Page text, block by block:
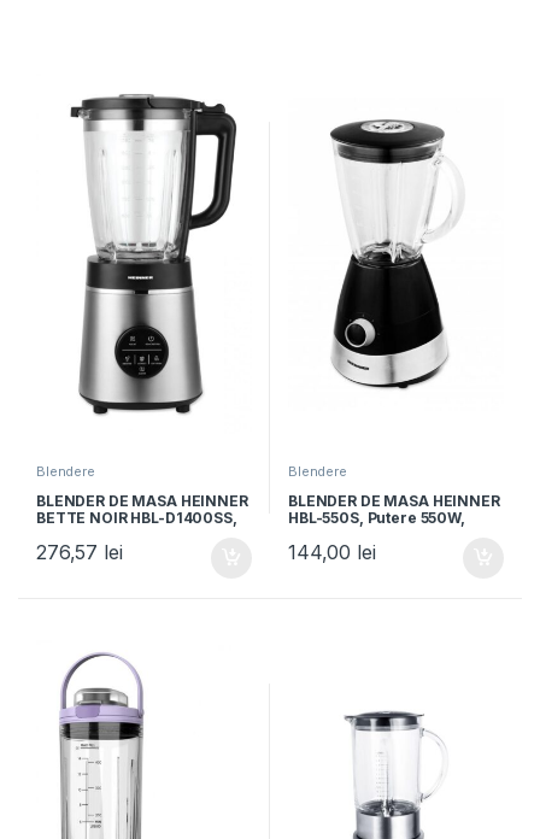
Blendere
BLENDER DE MASA HEINNER
BETTE NOIR HBL-D1400SS,
1.75L, Control digital,
Multifunctional,
276,57 lei
Blendere
BLENDER DE MASA HEINNER
HBL-550S, Putere 550W,
+ functie Pulse,
Negru/Argintiu
144,00 lei